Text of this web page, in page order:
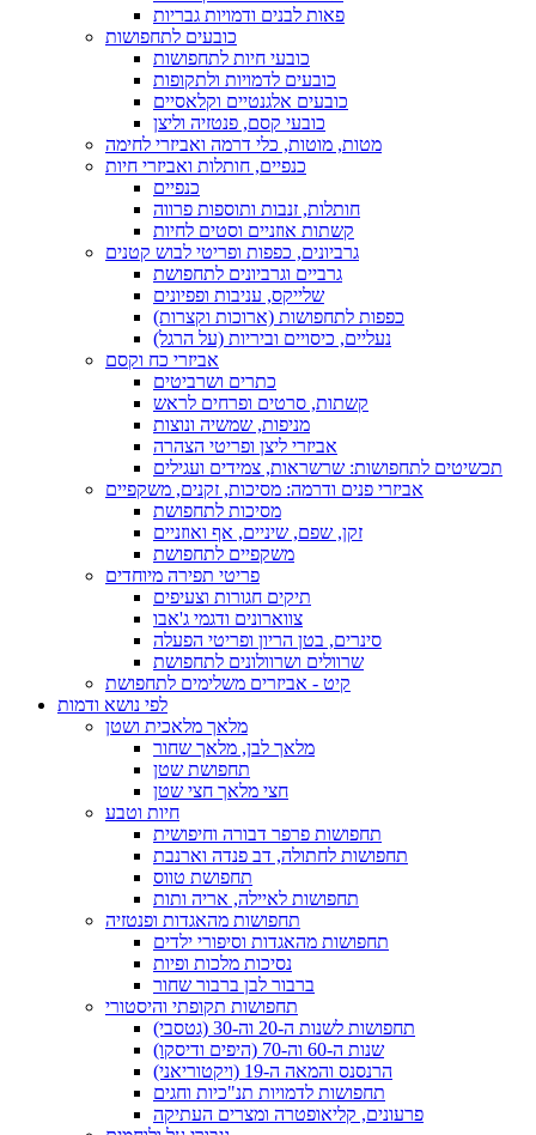
פאות לבנים ודמויות גבריות
כובעים לתחפושות
כובעי חיות לתחפושות
כובעים לדמויות ולתקופות
כובעים אלגנטיים וקלאסיים
כובעי קסם, פנטזיה וליצן
מטות, מוטות, כלי דרמה ואביזרי לחימה
כנפיים, חותלות ואביזרי חיות
כנפיים
חותלות, זנבות ותוספות פרווה
קשתות אוזניים וסטים לחיות
גרביונים, כפפות ופריטי לבוש קטנים
גרביים וגרביונים לתחפושת
שלייקס, עניבות ופפיונים
כפפות לתחפושות (ארוכות וקצרות)
נעליים, כיסויים וביריות (על הרגל)
אביזרי כח וקסם
כתרים ושרביטים
קשתות, סרטים ופרחים לראש
מניפות, שמשיה ונוצות
אביזרי ליצן ופריטי הצהרה
תכשיטים לתחפושות: שרשראות, צמידים ועגילים
אביזרי פנים ודרמה: מסיכות, זקנים, משקפיים
מסיכות לתחפושת
זקן, שפם, שיניים, אף ואוזניים
משקפיים לתחפושת
פריטי תפירה מיוחדים
תיקים חגורות וצעיפים
צווארונים ודגמי ג'אבו
סינרים, בטן הריון ופריטי הפעלה
שרוולים ושרוולונים לתחפושת
קיט - אביזרים משלימים לתחפושת
לפי נושא ודמות
מלאך מלאכית ושטן
מלאך לבן, מלאך שחור
תחפושת שטן
חצי מלאך חצי שטן
חיות וטבע
תחפושות פרפר דבורה וחיפושית
תחפושות לחתולה, דב פנדה וארנבת
תחפושת טווס
תחפושות לאיילה, אריה ותות
תחפושות מהאגדות ופנטזיה
תחפושות מהאגדות וסיפורי ילדים
נסיכות מלכות ופיות
ברבור לבן ברבור שחור
תחפושות תקופתי והיסטורי
תחפושות לשנות ה-20 וה-30 (גטסבי)
שנות ה-60 וה-70 (היפים ודיסקו)
הרנסנס והמאה ה-19 (ויקטוריאני)
תחפושות לדמויות תנ"כיות וחגים
פרעונים, קליאופטרה ומצרים העתיקה